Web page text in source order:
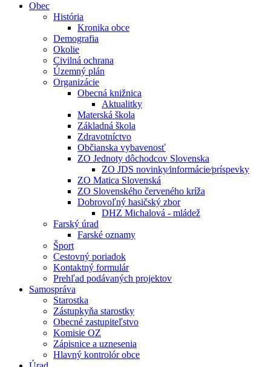
Obec
História
Kronika obce
Demografia
Okolie
Civilná ochrana
Územný plán
Organizácie
Obecná knižnica
Aktualitky
Materská škola
Základná škola
Zdravotníctvo
Občianska vybavenosť
ZO Jednoty dôchodcov Slovenska
ZO JDS novinky⁄informácie⁄príspevky
ZO Matica Slovenská
ZO Slovenského červeného kríža
Dobrovoľný hasičský zbor
DHZ Michalová - mládež
Farský úrad
Farské oznamy
Šport
Cestovný poriadok
Kontaktný formulár
Prehľad podávaných projektov
Samospráva
Starostka
Zástupkyňa starostky
Obecné zastupiteľstvo
Komisie OZ
Zápisnice a uznesenia
Hlavný kontrolór obce